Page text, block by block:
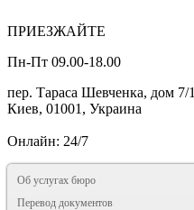
ПРИЕЗЖАЙТЕ
Пн-Пт 09.00-18.00
пер. Тараса Шевченка, дом 7/1
Киев, 01001, Украина
Онлайн: 24/7
Об услугах бюро
Перевод документов